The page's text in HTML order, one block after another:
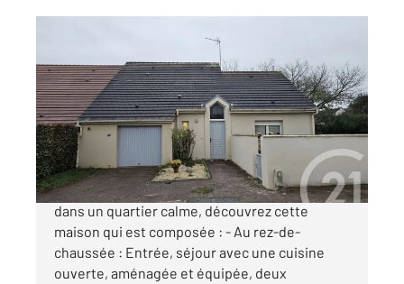
, 5 pièces
Ref : 11653
Maison à vendre
171 600 €
CENTURY 21 CHATELLERAULT Située à Targé,
dans un quartier calme, découvrez cette
maison qui est composée : - Au rez-de-
chaussée : Entrée, séjour avec une cuisine
ouverte, aménagée et équipée, deux